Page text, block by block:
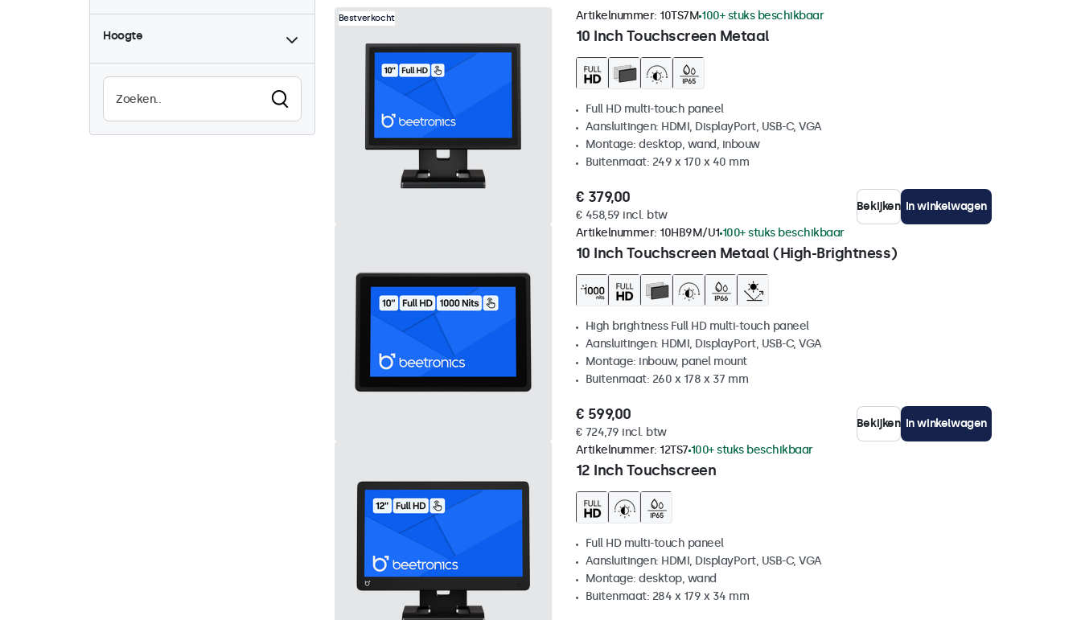
Hoogte
Bestverkocht
10 Inch Touchscreen Metaal
Artikelnummer: 10TS7M 100+ stuks beschikbaar
Full HD multi-touch paneel
Aansluitingen: HDMI, DisplayPort, USB-C, VGA
Montage: desktop, wand, inbouw
Buitenmaat: 249 x 170 x 40 mm
€ 379,00
€ 458,59 incl. btw
Bekijken In winkelwagen
10 Inch Touchscreen Metaal (High-Brightness)
Artikelnummer: 10HB9M/U1 100+ stuks beschikbaar
High brightness Full HD multi-touch paneel
Aansluitingen: HDMI, DisplayPort, USB-C, VGA
Montage: inbouw, panel mount
Buitenmaat: 260 x 178 x 37 mm
€ 599,00
€ 724,79 incl. btw
Bekijken In winkelwagen
12 Inch Touchscreen
Artikelnummer: 12TS7 100+ stuks beschikbaar
Full HD multi-touch paneel
Aansluitingen: HDMI, DisplayPort, USB-C, VGA
Montage: desktop, wand
Buitenmaat: 284 x 179 x 34 mm